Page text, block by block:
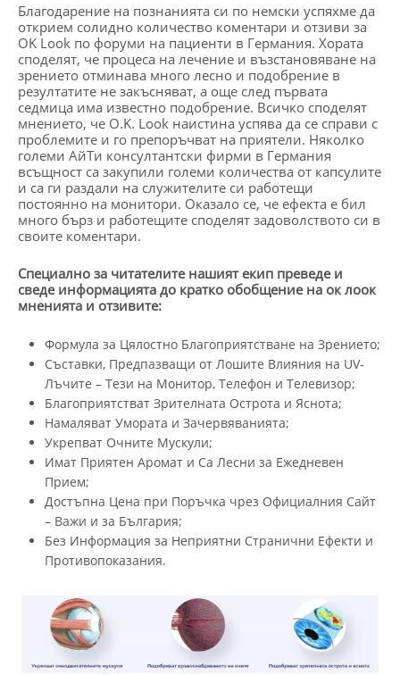
Благодарение на познанията си по немски успяхме да
открием солидно количество коментари и отзиви за
OK Look по форуми на пациенти в Германия. Хората
споделят, че процеса на лечение и възстановяване на
зрението отминава много лесно и подобрение в
резултатите не закъсняват, а още след първата
седмица има известно подобрение. Всичко споделят
мнението, че O.K. Look наистина успява да се справи с
проблемите и го препоръчват на приятели. Няколко
големи АйТи консултантски фирми в Германия
всъщност са закупили големи количества от капсулите
и са ги раздали на служителите си работещи
постоянно на монитори. Оказало се, че ефекта е бил
много бърз и работещите споделят задоволството си в
своите коментари.
Специално за читателите нашият екип преведе и
сведе информацията до кратко обобщение на ок лоок
мненията и отзивите:
Формула за Цялостно Благоприятстване на Зрението;
Съставки, Предпазващи от Лошите Влияния на UV-
Лъчите – Тези на Монитор, Телефон и Телевизор;
Благоприятстват Зрителната Острота и Яснота;
Намаляват Умората и Зачервяванията;
Укрепват Очните Мускули;
Имат Приятен Аромат и Са Лесни за Ежедневен
Прием;
Достъпна Цена при Поръчка чрез Официалния Сайт
– Важи и за България;
Без Информация за Неприятни Странични Ефекти и
Противопоказания.